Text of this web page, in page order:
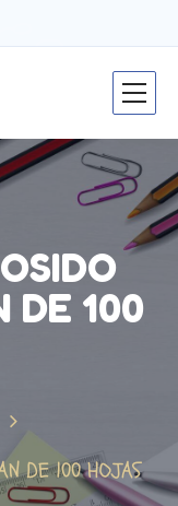
DE 100
DE 100 HOJAS